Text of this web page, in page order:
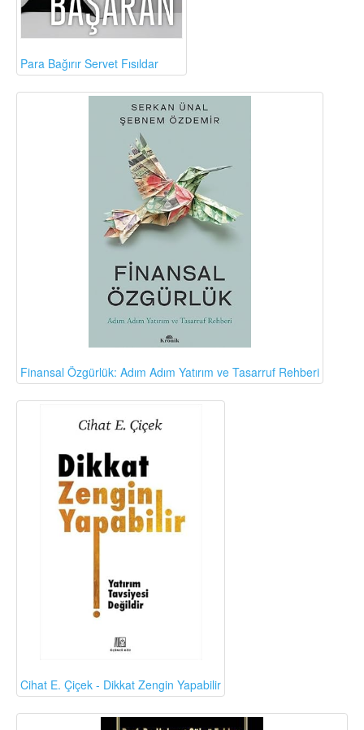
Para Bağırır Servet Fısıldar
Finansal Özgürlük: Adım Adım Yatırım ve Tasarruf Rehberi
Cihat E. Çiçek - Dikkat Zengin Yapabilir